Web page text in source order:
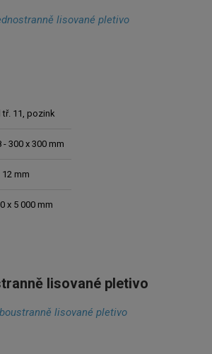
tř. 11, pozink
- 300 x 300 mm
12 mm
x 5 000 mm
lisované pletivo